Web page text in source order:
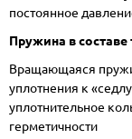
постоянное
Пружина в составе
Вращающаяся
уплотнения к
уплотнительное
герметичности